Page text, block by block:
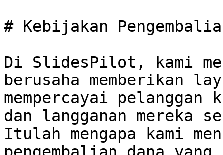
# Kebijakan
Di SlidesPilot, kami
berusaha memberikan
mempercayai pelanggan
dan langganan mereka
Itulah mengapa kami